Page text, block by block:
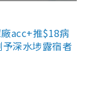
acc+推$18病
深水埗露宿者